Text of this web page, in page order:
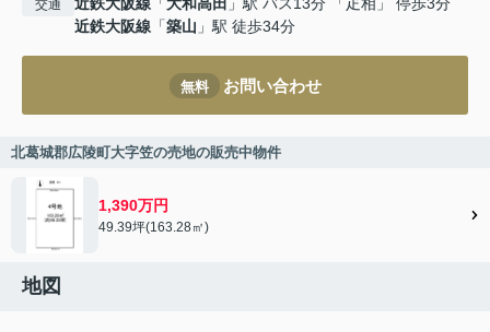
交通 近鉄大阪線 「大和高田 」駅 バス13分 「疋相」 停歩3分
近鉄大阪線 「築山 」駅 徒歩34分
無料 お問い合わせ
北葛城郡広陵町大字笠の売地の販売中物件
1,390万円
49.39坪(163.28㎡)
地図